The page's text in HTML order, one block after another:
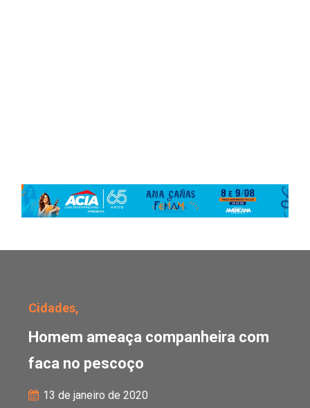
Cidades,
Homem ameaça companheira com
faca no pescoço
13 de janeiro de 2020